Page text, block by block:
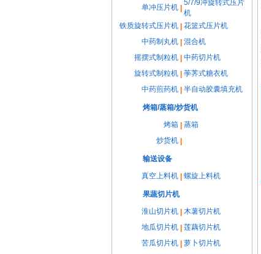
单冲压片机
5/7/9冲旋转式压片
机
铁质旋转式压片机
花篮式压片机
中药制丸机
混合机
摇摆式制粒机
中药切片机
旋转式制粒机
荸荠式糖衣机
中药煎药机
半自动胶囊填充机
烤箱/蒸箱/炒货机
烤箱
蒸箱
炒货机
输送设备
真空上料机
螺旋上料机
果蔬切片机
淮山切片机
木薯切片机
地瓜切片机
莲藕切片机
苦瓜切片机
萝卜切片机